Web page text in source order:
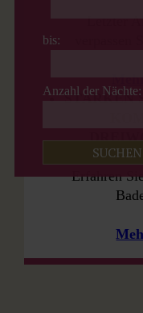
bis:
Anzahl der Nächte:
Letzter
STÄRKEN
Erfahren